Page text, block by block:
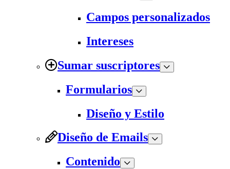
Campos personalizados
Intereses
Sumar suscriptores
Formularios
Diseño y Estilo
Diseño de Emails
Contenido